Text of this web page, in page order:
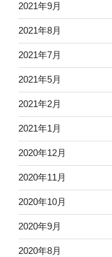
2021年9月
2021年8月
2021年7月
2021年5月
2021年2月
2021年1月
2020年12月
2020年11月
2020年10月
2020年9月
2020年8月